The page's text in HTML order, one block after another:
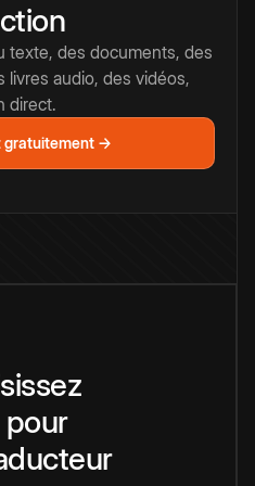
texte, des documents, des
livres audio, des vidéos,
direct.
gratuitement →
pour